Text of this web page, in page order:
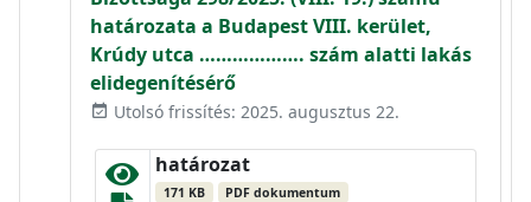
határozata a Budapest VIII. kerület,
Krúdy utca ………………. szám alatti lakás
elidegenítésérő
event_available Utolsó frissítés: 2025. augusztus 22.
határozat
171 KB PDF dokumentum